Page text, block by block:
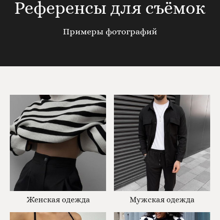
Референсы для съёмок
Примеры фотографий
Женская одежда Мужская одежда